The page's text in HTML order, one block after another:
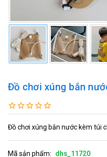
Đồ chơi xúng bắn
Đồ chơi xúng bắn nước kèm túi
Mã sản phẩm:
dhs_11720